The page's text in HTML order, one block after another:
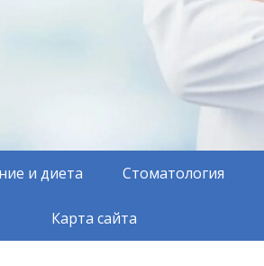
и диета Стоматология
Карта сайта